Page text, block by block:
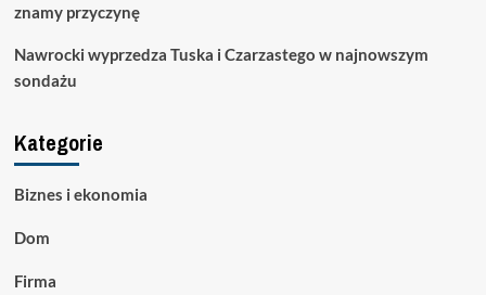
znamy przyczynę
Nawrocki wyprzedza Tuska i Czarzastego w najnowszym
sondażu
Kategorie
Biznes i ekonomia
Dom
Firma